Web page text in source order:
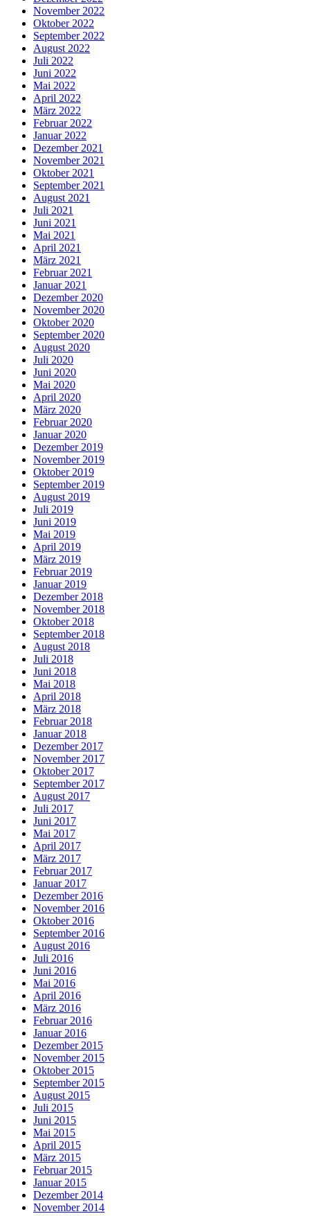
November 2022
Oktober 2022
September 2022
August 2022
Juli 2022
Juni 2022
Mai 2022
April 2022
März 2022
Februar 2022
Januar 2022
Dezember 2021
November 2021
Oktober 2021
September 2021
August 2021
Juli 2021
Juni 2021
Mai 2021
April 2021
März 2021
Februar 2021
Januar 2021
Dezember 2020
November 2020
Oktober 2020
September 2020
August 2020
Juli 2020
Juni 2020
Mai 2020
April 2020
März 2020
Februar 2020
Januar 2020
Dezember 2019
November 2019
Oktober 2019
September 2019
August 2019
Juli 2019
Juni 2019
Mai 2019
April 2019
März 2019
Februar 2019
Januar 2019
Dezember 2018
November 2018
Oktober 2018
September 2018
August 2018
Juli 2018
Juni 2018
Mai 2018
April 2018
März 2018
Februar 2018
Januar 2018
Dezember 2017
November 2017
Oktober 2017
September 2017
August 2017
Juli 2017
Juni 2017
Mai 2017
April 2017
März 2017
Februar 2017
Januar 2017
Dezember 2016
November 2016
Oktober 2016
September 2016
August 2016
Juli 2016
Juni 2016
Mai 2016
April 2016
März 2016
Februar 2016
Januar 2016
Dezember 2015
November 2015
Oktober 2015
September 2015
August 2015
Juli 2015
Juni 2015
Mai 2015
April 2015
März 2015
Februar 2015
Januar 2015
Dezember 2014
November 2014